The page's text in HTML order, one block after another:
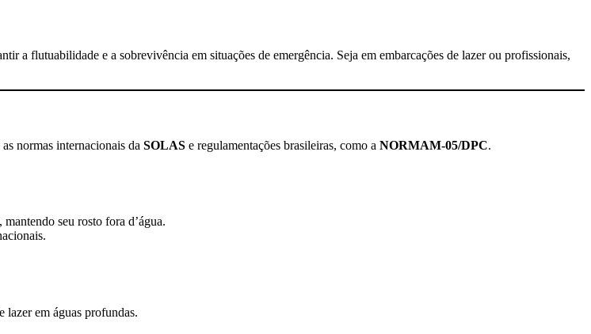
a flutuabilidade e a sobrevivência em situações de emergência. Seja em embarcações de lazer ou profissionais,
normas internacionais da SOLAS e regulamentações brasileiras, como a NORMAM-05/DPC.
seu rosto fora d’água.
lazer em águas profundas.